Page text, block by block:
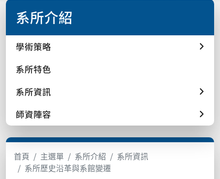
系所介紹
學術策略
系所特色
系所資訊
師資陣容
首頁 主選單 系所介紹
系所資訊
系所歷史沿革與系館變遷